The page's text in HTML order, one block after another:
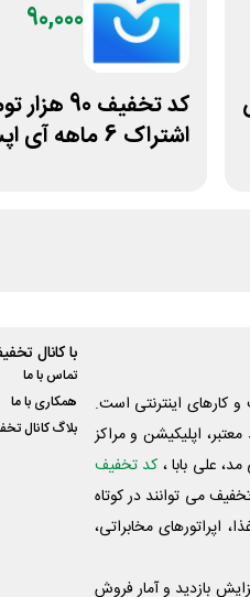
90,000
کد تخفیف 90
اشتراک 6 ماهه آی اپس
کارهای اینترنتی است.
اپلیکیشن و مراکز
علی‌ بابا ، کد تخفیف
می توانند در کوتاه
اپراتورهای مخابراتی،
بازدید و آمار فروش
با کانال
تماس با ما
همکاری با ما
بلاگ کانال